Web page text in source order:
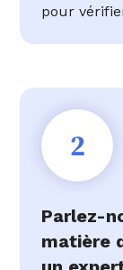
pour
2
Parlez-
matière